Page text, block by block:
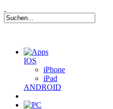
IOS
iPhone
iPad
ANDROID